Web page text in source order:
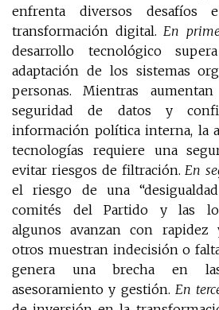
enfrenta diversos desafíos
transformación digital. En
desarrollo tecnológico
adaptación de los sistemas
personas. Mientras
seguridad de datos y
información política interna, la
tecnologías requiere una
evitar riesgos de filtración. En
el riesgo de una
comités del Partido y las
algunos avanzan con rapidez
otros muestran indecisión o
genera una brecha en
asesoramiento y gestión. En